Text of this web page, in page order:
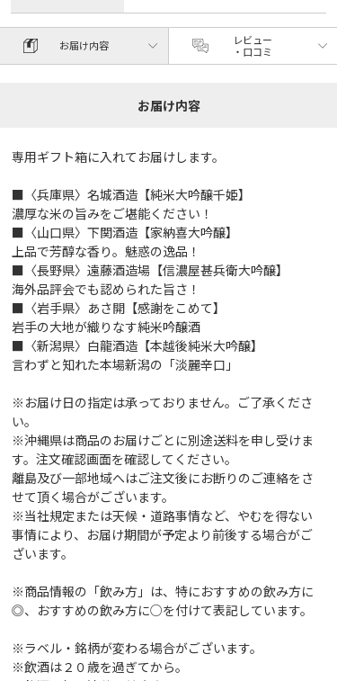
お届け内容
レビュー
・口コミ
お届け内容
専用ギフト箱に入れてお届けします。
■〈兵庫県〉名城酒造【純米大吟醸千姫】
濃厚な米の旨みをご堪能ください！
■〈山口県〉下関酒造【家納喜大吟醸】
上品で芳醇な香り。魅惑の逸品！
■〈長野県〉遠藤酒造場【信濃屋甚兵衛大吟醸】
海外品評会でも認められた旨さ！
■〈岩手県〉あさ開【感謝をこめて】
岩手の大地が織りなす純米吟醸酒
■〈新潟県〉白龍酒造【本越後純米大吟醸】
言わずと知れた本場新潟の「淡麗辛口」
※お届け日の指定は承っておりません。ご了承くださ
い。
※沖縄県は商品のお届けごとに別途送料を申し受けま
す。注文確認画面を確認してください。
離島及び一部地域へはご注文後にお断りのご連絡をさ
せて頂く場合がございます。
※当社規定または天候・道路事情など、やむを得ない
事情により、お届け期間が予定より前後する場合がご
ざいます。
※商品情報の「飲み方」は、特におすすめの飲み方に
◎、おすすめの飲み方に○を付けて表記しています。
※ラベル・銘柄が変わる場合がございます。
※飲酒は２０歳を過ぎてから。